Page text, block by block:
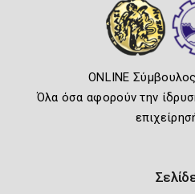
ONLINE
Όλα όσα αφορούν την